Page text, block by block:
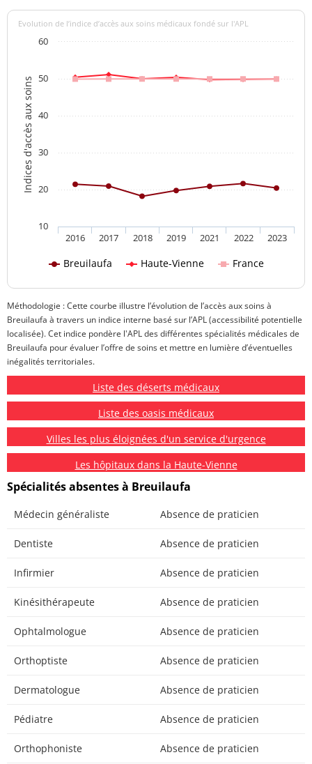
Indices d'accès aux soins
Evolution de l’indice d’accès aux soins médicaux fondé sur l'APL
Breuilaufa Haute-Vienne France
2016 2017 2018 2019 2021 2022 2023
10
20
30
40
50
60
Méthodologie : Cette courbe illustre l’évolution de l’accès aux soins à
Breuilaufa à travers un indice interne basé sur l’APL (accessibilité potentielle
localisée). Cet indice pondère l'APL des différentes spécialités médicales de
Breuilaufa pour évaluer l’offre de soins et mettre en lumière d’éventuelles
inégalités territoriales.
Liste des déserts médicaux
Liste des oasis médicaux
Villes les plus éloignées d'un service d'urgence
Les hôpitaux dans la Haute-Vienne
Spécialités absentes à Breuilaufa
Médecin généraliste Absence de praticien
Dentiste Absence de praticien
Infirmier Absence de praticien
Kinésithérapeute Absence de praticien
Ophtalmologue Absence de praticien
Orthoptiste Absence de praticien
Dermatologue Absence de praticien
Pédiatre Absence de praticien
Orthophoniste Absence de praticien